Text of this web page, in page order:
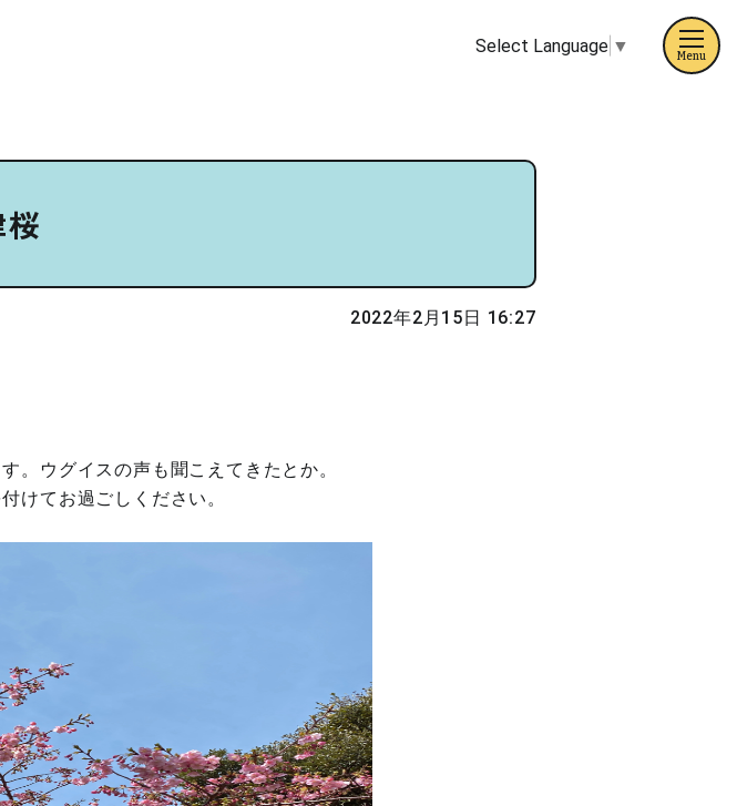
Select Language ▼
2022年2月15日 16:27
。ウグイスの声も聞こえてきたとか。
けてお過ごしください。
Menu